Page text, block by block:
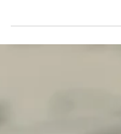
Который есть...